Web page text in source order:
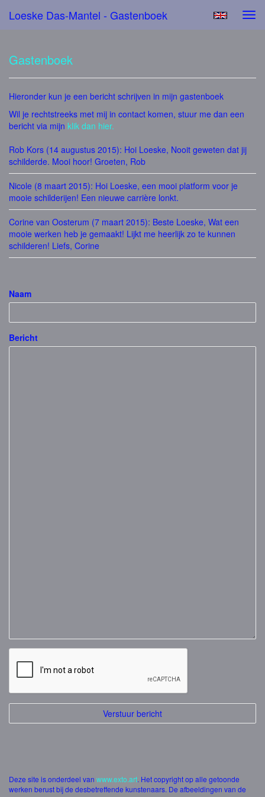
Loeske Das-Mantel - Gastenboek
Gastenboek
Hieronder kun je een bericht schrijven in mijn gastenboek
Wil je rechtstreeks met mij in contact komen, stuur me dan een
bericht via mijn klik dan hier.
Rob Kors (14 augustus 2015): Hoi Loeske, Nooit geweten dat jij
schilderde. Mooi hoor! Groeten, Rob
Nicole (8 maart 2015): Hoi Loeske, een mooi platform voor je
mooie schilderijen! Een nieuwe carrière lonkt.
Corine van Oosterum (7 maart 2015): Beste Loeske, Wat een
mooie werken heb je gemaakt! Lijkt me heerlijk zo te kunnen
schilderen! Liefs, Corine
Naam
Bericht
Deze site is onderdeel van www.exto.art. Het copyright op alle getoonde
werken berust bij de desbetreffende kunstenaars. De afbeeldingen van de